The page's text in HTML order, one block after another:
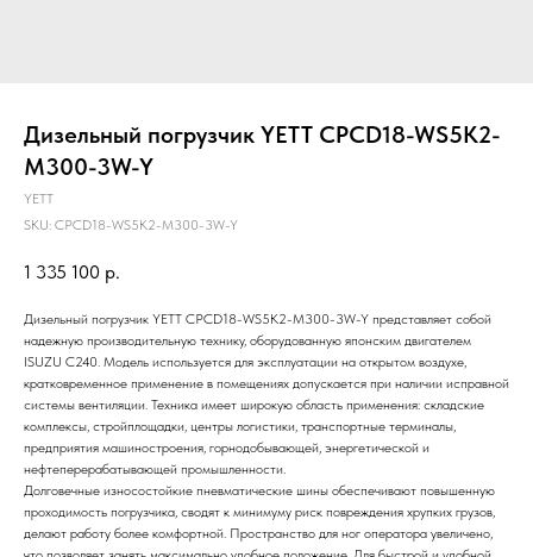
Дизельный погрузчик YETT CPCD18-WS5K2-
M300-3W-Y
YETT
SKU: CPCD18-WS5K2-M300-3W-Y
1 335 100 р.
Дизельный погрузчик YETT CPCD18-WS5K2-M300-3W-Y представляет собой
надежную производительную технику, оборудованную японским двигателем
ISUZU C240. Модель используется для эксплуатации на открытом воздухе,
кратковременное применение в помещениях допускается при наличии исправной
системы вентиляции. Техника имеет широкую область применения: складские
комплексы, стройплощадки, центры логистики, транспортные терминалы,
предприятия машиностроения, горнодобывающей, энергетической и
нефтеперерабатывающей промышленности.
Долговечные износостойкие пневматические шины обеспечивают повышенную
проходимость погрузчика, сводят к минимуму риск повреждения хрупких грузов,
делают работу более комфортной. Пространство для ног оператора увеличено,